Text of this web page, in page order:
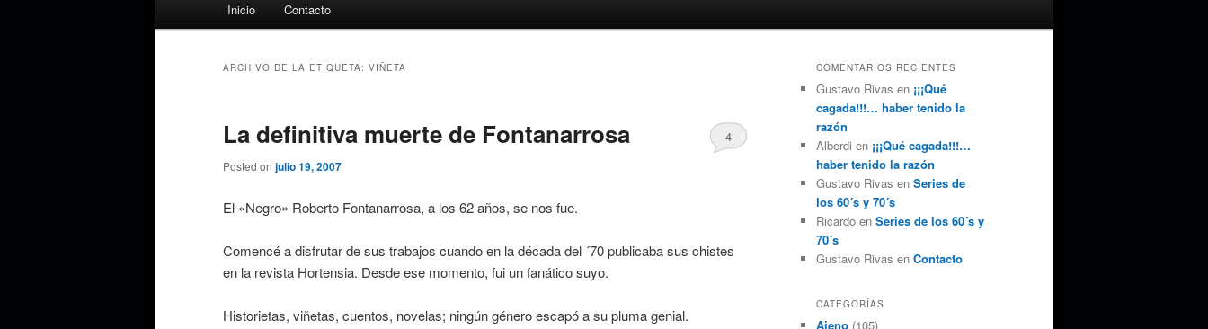
Inicio Contacto
ARCHIVO DE LA ETIQUETA: VIÑETA
La definitiva muerte de Fontanarrosa
Posted on julio 19, 2007
4
El «Negro» Roberto Fontanarrosa, a los 62 años, se nos fue.
Comencé a disfrutar de sus trabajos cuando en la década del ´70 publicaba sus chistes
en la revista Hortensia. Desde ese momento, fui un fanático suyo.
Historietas, viñetas, cuentos, novelas; ningún género escapó a su pluma genial.
COMENTARIOS RECIENTES
Gustavo Rivas en ¡¡¡Qué
cagada!!!… haber tenido la
razón
Alberdi en ¡¡¡Qué cagada!!!…
haber tenido la razón
Gustavo Rivas en Series de
los 60´s y 70´s
Ricardo en Series de los 60´s y
70´s
Gustavo Rivas en Contacto
CATEGORÍAS
Ajeno (105)